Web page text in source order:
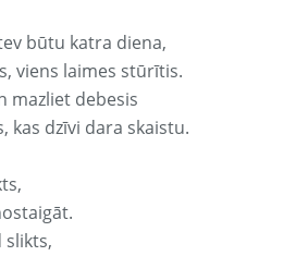
būtu katra diena,
viens laimes stūrītis.
mazliet debesis
kas dzīvi dara skaistu.
slikts,